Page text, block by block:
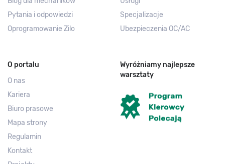
Pytania i odpowiedzi
Oprogramowanie Zilo
Specjalizacje
Ubezpieczenia OC/AC
O portalu
O nas
Kariera
Biuro prasowe
Mapa strony
Regulamin
Kontakt
Wyróżniamy najlepsze
warsztaty